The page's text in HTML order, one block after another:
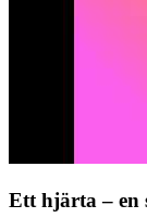
Ett hjärta – en